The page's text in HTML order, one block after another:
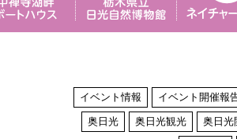
イベント情報 イベント開催報
奥日光 奥日光観光 奥日光